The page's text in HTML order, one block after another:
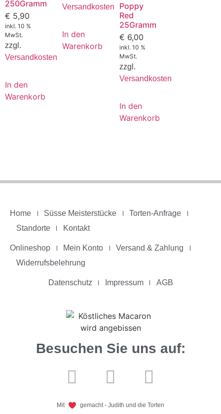
250Gramm
€ 5,90
inkl. 10 %
MwSt.
zzgl.
Versandkosten
In den
Warenkorb
Versandkosten
In den
Warenkorb
Poppy
Red
25Gramm
€ 6,00
inkl. 10 %
MwSt.
zzgl.
Versandkosten
In den
Warenkorb
Home Süsse Meisterstücke
Torten-Anfrage
Standorte
Kontakt
Onlineshop Mein Konto
Versand & Zahlung
Widerrufsbelehrung
Datenschutz Impressum AGB
Besuchen Sie uns auf:
Mit gemacht - Judith und die Torten